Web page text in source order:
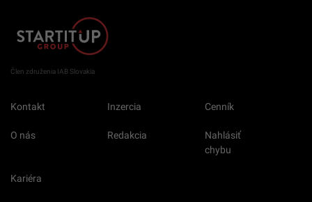
Člen združenia IAB Slovakia
Kontakt Inzercia Cenník
O nás Redakcia
Nahlásiť
chybu
Kariéra